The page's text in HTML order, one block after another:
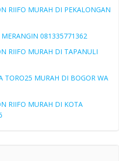
RIIFO MURAH DI PEKALONGAN
081335771362
RIIFO MURAH DI TAPANULI
TORO25 MURAH DI BOGOR WA
RIIFO MURAH DI KOTA